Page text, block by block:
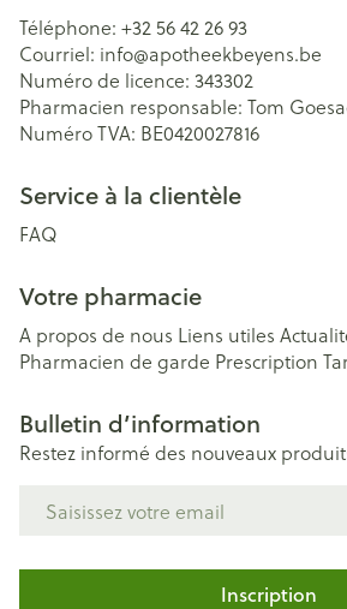
Téléphone: +32 56 42 26 93
Courriel: info@apotheekbeyens.be
Numéro de licence: 343302
Pharmacien responsable: Tom
Numéro TVA: BE0420027816
Service à la clientèle
FAQ
Votre pharmacie
A propos de nous Liens utiles
Pharmacien de garde Prescription
Bulletin d’information
Restez informé des nouveaux
Inscription